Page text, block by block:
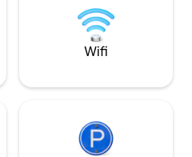
tillgång till
bara några
och
Yellowstone River
äventyr och
Wifi